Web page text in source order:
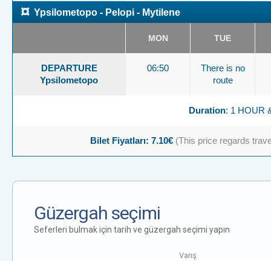
¤ Ypsilometopo - Pelopi - Mytilene
MON TUE
DEPARTURE
Ypsilometopo
06:50
There is no
route
Duration: 1 HOUR
Bilet Fiyatları: 7.10€ (This price regards
Güzergah seçimi
Seferleri bulmak için tarih ve güzergah seçimi yapın
Varış